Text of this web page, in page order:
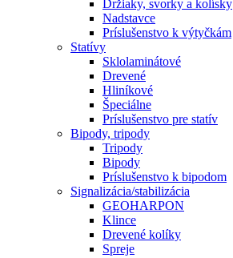
Držiaky, svorky a kolísky
Nadstavce
Príslušenstvo k výtyčkám
Statívy
Sklolaminátové
Drevené
Hliníkové
Špeciálne
Príslušenstvo pre statív
Bipody, tripody
Tripody
Bipody
Príslušenstvo k bipodom
Signalizácia/stabilizácia
GEOHARPON
Klince
Drevené kolíky
Spreje